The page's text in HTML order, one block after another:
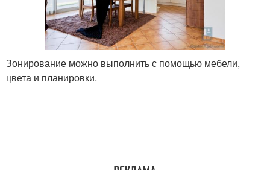
Зонирование можно выполнить с помощью мебели,
цвета и планировки.